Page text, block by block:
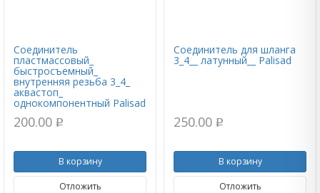
Соединитель
пластмассовый_
быстросъемный_
внутренняя резьба 3_4_
аквастоп_
однокомпонентный Palisad
200.00 p
В корзину
Отложить
Соединитель для шланга
3_4__ латунный__ Palisad
250.00 p
В корзину
Отложить